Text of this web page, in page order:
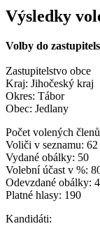
Výsledky
Volby do
Zastupitelstvo obce
Kraj: Jihočeský kraj
Okres: Tábor
Obec: Jedlany
Počet volených
Voliči v seznamu: 62
Vydané obálky: 50
Volební účast v %:
Odevzdané obálky:
Platné hlasy: 190
Kandidáti: